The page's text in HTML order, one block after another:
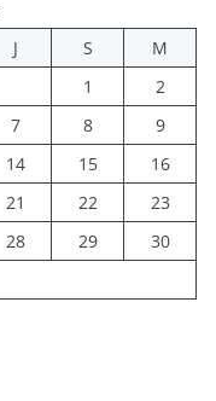
J S
M
1
2
7 8
9
14 15
16
21 22
23
28 29
30